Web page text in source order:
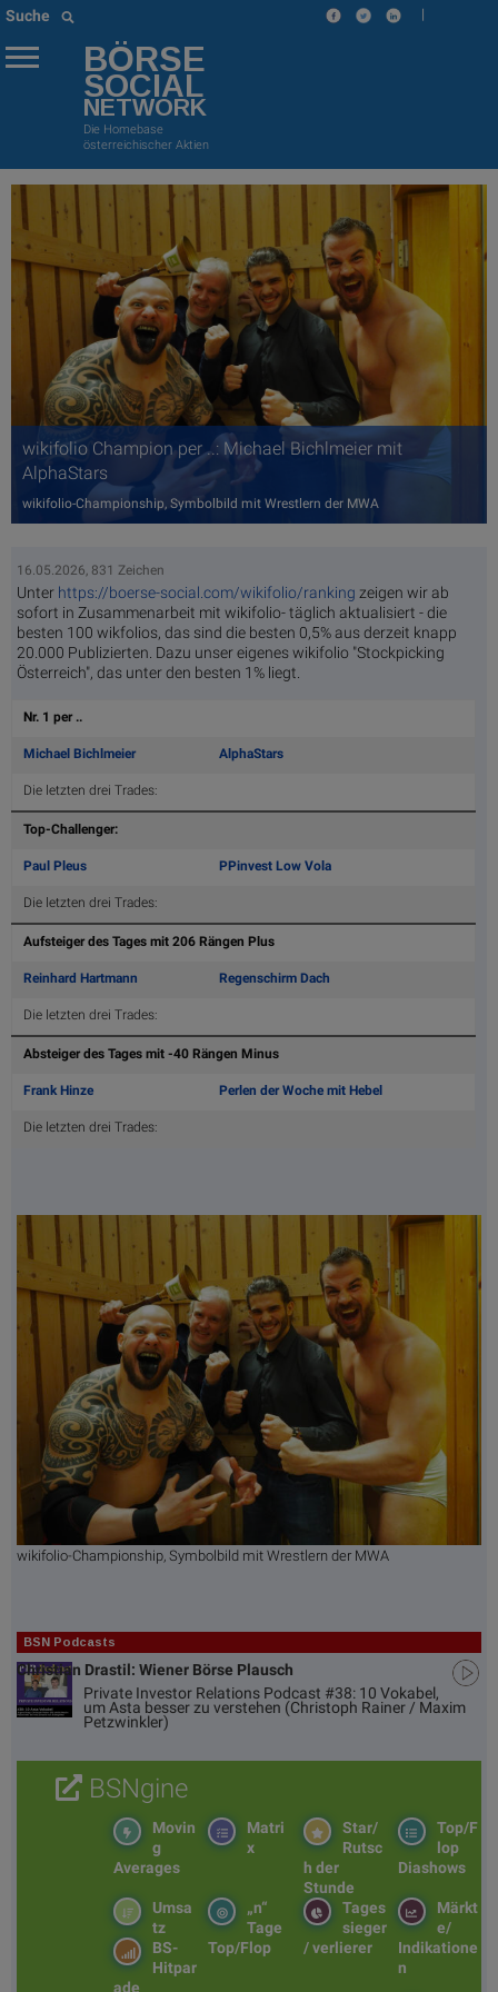
Suche |
BÖRSE
SOCIAL
NETWORK
Die Homebase
österreichischer Aktien
wikifolio Champion per ..: Michael Bichlmeier mit
AlphaStars
wikifolio-Championship, Symbolbild mit Wrestlern der MWA
16.05.2026, 831 Zeichen
Unter https://boerse-social.com/wikifolio/ranking zeigen wir ab
sofort in Zusammenarbeit mit wikifolio- täglich aktualisiert - die
besten 100 wikfolios, das sind die besten 0,5% aus derzeit knapp
20.000 Publizierten. Dazu unser eigenes wikifolio "Stockpicking
Österreich", das unter den besten 1% liegt.
Nr. 1 per ..
Michael Bichlmeier AlphaStars
Die letzten drei Trades:
Top-Challenger:
Paul Pleus PPinvest Low Vola
Die letzten drei Trades:
Aufsteiger des Tages mit 206 Rängen Plus
Reinhard Hartmann Regenschirm Dach
Die letzten drei Trades:
Absteiger des Tages mit -40 Rängen Minus
Frank Hinze Perlen der Woche mit Hebel
Die letzten drei Trades:
wikifolio-Championship, Symbolbild mit Wrestlern der MWA
BSN Podcasts
Christian Drastil: Wiener Börse Plausch
Private Investor Relations Podcast #38: 10 Vokabel,
um Asta besser zu verstehen (Christoph Rainer / Maxim
Petzwinkler)
BSNgine
Top/F
lop
Diashows
Star/
Rutsc
h der
Stunde
Matri
x
Movin
g
Averages
Märkt
e/
Indikatione
n
Tages
sieger
/ verlierer
„n“
Tage
Top/Flop
Umsa
tz
BS-
Hitpar
ade